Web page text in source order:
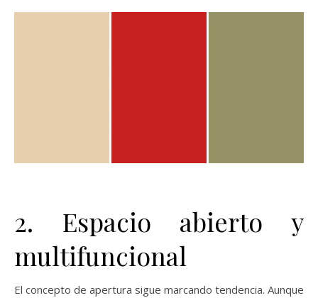
2. Espacio abierto y
multifuncional
El concepto de apertura sigue marcando tendencia. Aunque